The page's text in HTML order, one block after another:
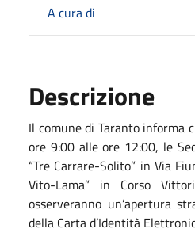
A cura di
Descrizione
Il comune di Taranto informa
ore 9:00 alle ore 12:00, le
“Tre Carrare-Solito” in Via
Vito-Lama” in Corso
osserveranno un’apertura
della Carta d’Identità